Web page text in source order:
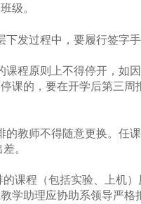
级。
下发过程中，要履行签字手
课程原则上不得停开，如
课的，要在开学后第三周
的教师不得随意更换。任
。
的课程（包括实验、上机
学助理应协助系领导严格